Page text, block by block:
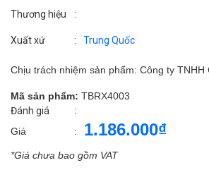
Thương hiệu :
Xuất xứ : Trung Quốc
Chịu trách nhiệm sản phẩm: Công ty TNHH
Mã sản phẩm: TBRX4003
Đánh giá
:
Giá
: 1.186.000₫
*Giá chưa bao gồm VAT